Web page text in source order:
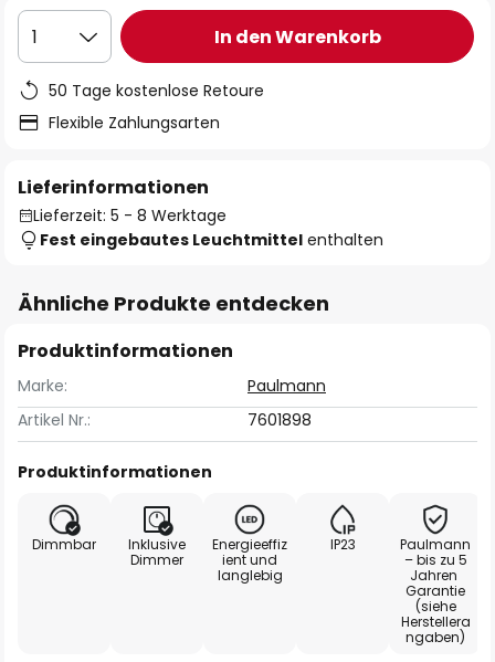
1 In den Warenkorb
50 Tage kostenlose Retoure
Flexible Zahlungsarten
Lieferinformationen
Lieferzeit: 5 - 8 Werktage
Fest eingebautes Leuchtmittel enthalten
Ähnliche Produkte entdecken
Produktinformationen
Marke:
Paulmann
Artikel Nr.:
7601898
Produktinformationen
Dimmbar
Inklusive
Dimmer
Energieeffiz
ient und
langlebig
IP23
Paulmann
– bis zu 5
Jahren
Garantie
(siehe
Herstellera
ngaben)